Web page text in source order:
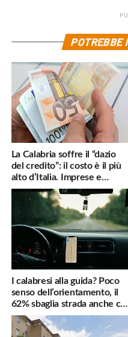
POTREBBE
La Calabria soffre il “dazio
del credito”: il costo è il più
alto d’Italia. Imprese e
famiglie penalizzate
I calabresi alla guida? Poco
senso dell’orientamento, il
62% sbaglia strada anche col
navigatore